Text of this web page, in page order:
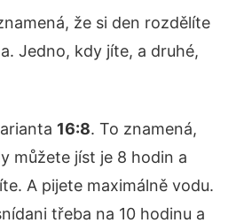
že si den rozdělíte
Jedno, kdy jíte, a druhé,
16:8. To znamená,
můžete jíst je 8 hodin a
A pijete maximálně vodu.
třeba na 10 hodinu a